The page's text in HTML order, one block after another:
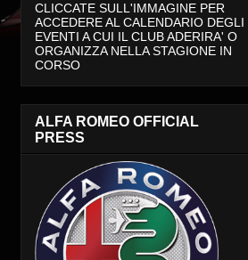
CLICCATE SULL'IMMAGINE PER
ACCEDERE AL CALENDARIO DEGLI
EVENTI A CUI IL CLUB ADERIRA' O
ORGANIZZA NELLA STAGIONE IN
CORSO
ALFA ROMEO OFFICIAL
PRESS